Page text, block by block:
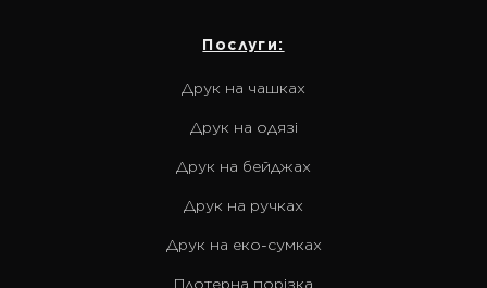
Послуги:
Друк на чашках
Друк на одязі
Друк на бейджах
Друк на ручках
Друк на еко-сумках
Плотерна порізка